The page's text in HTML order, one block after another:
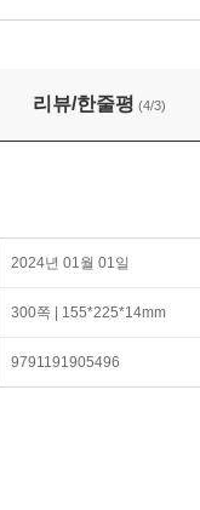
호학
리뷰/한줄평 (4/3)
2024년 01월 01일
300쪽 | 155*225*14mm
9791191905496